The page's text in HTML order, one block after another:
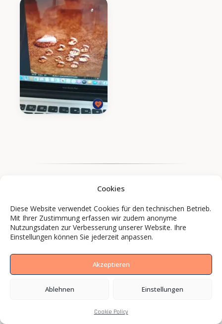
Cookies
Diese Website verwendet Cookies für den technischen Betrieb.
Mit Ihrer Zustimmung erfassen wir zudem anonyme
Nutzungsdaten zur Verbesserung unserer Website. Ihre
Einstellungen können Sie jederzeit anpassen.
Akzeptieren
Ablehnen Einstellungen
Cookie Policy
Marken und Mittelständler setzen mit BCS
Media auf Bilder, die wirken.